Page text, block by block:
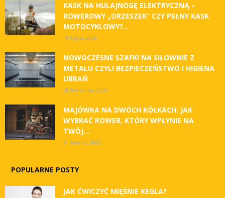
KASK NA HULAJNOGĘ ELEKTRYCZNĄ –
ROWEROWY „ORZESZEK” CZY PEŁNY KASK
MOTOCYKLOWY?...
10 lipca 2026
NOWOCZESNE SZAFKI NA SIŁOWNIE Z
METALU CZYLI BEZPIECZEŃSTWO I HIGIENA
UBRAŃ
28 kwietnia 2026
MAJÓWKA NA DWÓCH KÓŁKACH: JAK
WYBRAĆ ROWER, KTÓRY WPŁYNIE NA
TWÓJ...
31 marca 2026
POPULARNE POSTY
JAK ĆWICZYĆ MIĘŚNIE KEGLA?